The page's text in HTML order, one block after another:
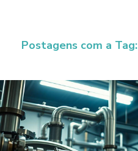
Postagens com a Tag: